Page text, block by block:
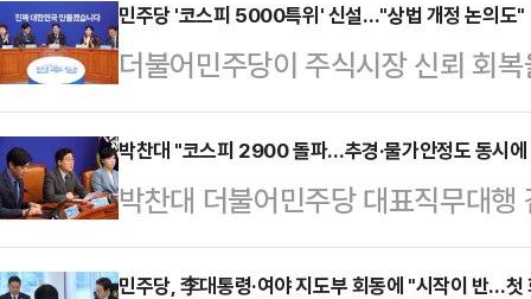
민주당 '코스피 5000특위' 신설…"상법 개정 논의도"
더불어민주당이 주식시장 신뢰 회
피 5000 비상설특별위원회'를 신
서 열린 최고위원회의를 마친 뒤 기
을 의결했다"며 이같이 밝혔다.특
으로는 김남근·민병덕·박상혁·이소
박찬대 "코스피 2900 돌파…추경·물가안정도 동시
박찬대 더불어민주당 대표직무대
하고 환율은 1363원까지 떨어졌다
민주당, 李대통령·여야 지도부 회동에 "시작이 반…첫